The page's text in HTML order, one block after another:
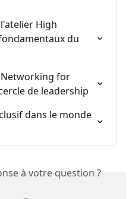
High
du
for
de leadership
dans le monde
à votre question ?